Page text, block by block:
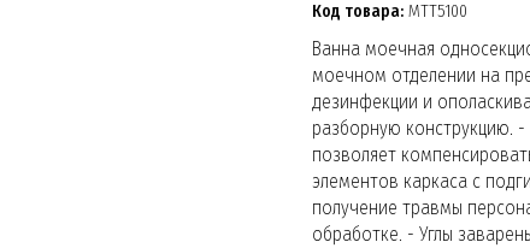
Код товара: МТТ5100
Ванна моечная
моечном отделении на
дезинфекции и
разборную конструкцию.
позволяет
элементов каркаса с
получение травмы
обработке. - Углы